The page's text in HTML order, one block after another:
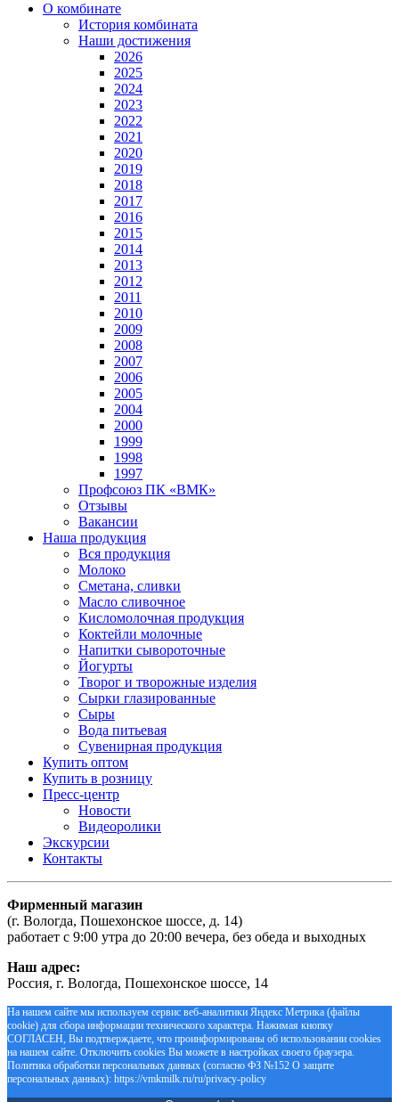
О комбинате
История комбината
Наши достижения
2026
2025
2024
2023
2022
2021
2020
2019
2018
2017
2016
2015
2014
2013
2012
2011
2010
2009
2008
2007
2006
2005
2004
2000
1999
1998
1997
Профсоюз ПК «ВМК»
Отзывы
Вакансии
Наша продукция
Вся продукция
Молоко
Сметана, сливки
Масло сливочное
Кисломолочная продукция
Коктейли молочные
Напитки сывороточные
Йогурты
Творог и творожные изделия
Сырки глазированные
Сыры
Вода питьевая
Сувенирная продукция
Купить оптом
Купить в розницу
Пресс-центр
Новости
Видеоролики
Экскурсии
Контакты
Фирменный магазин
(г. Вологда, Пошехонское шоссе, д. 14)
работает с 9:00 утра до 20:00 вечера, без обеда и выходных
Наш адрес:
Россия, г. Вологда, Пошехонское шоссе, 14
На нашем сайте мы используем сервис веб-аналитики Яндекс Метрика (файлы
cookie) для сбора информации технического характера. Нажимая кнопку
СОГЛАСЕН, Вы подтверждаете, что проинформированы об использовании cookies
на нашем сайте. Отключить cookies Вы можете в настройках своего браузера.
Политика обработки персональных данных (согласно ФЗ №152 О защите
персональных данных): https://vmkmilk.ru/ru/privacy-policy